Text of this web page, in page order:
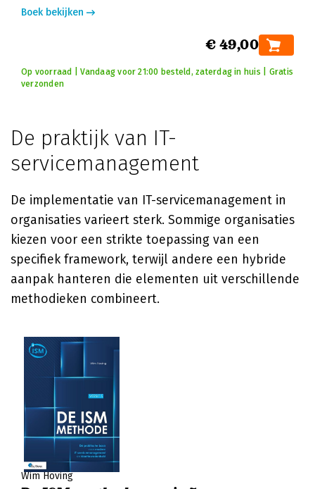
Boek bekijken
€ 49,00
Op voorraad | Vandaag voor 21:00 besteld, zaterdag in huis | Gratis
verzonden
De praktijk van IT-
servicemanagement
De implementatie van IT-servicemanagement in
organisaties varieert sterk. Sommige organisaties
kiezen voor een strikte toepassing van een
specifiek framework, terwijl andere een hybride
aanpak hanteren die elementen uit verschillende
methodieken combineert.
Wim Hoving